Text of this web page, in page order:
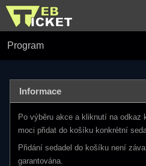
Program
Informace
Po výběru akce a kliknutí na odkaz
moci přidat do košíku konkrétní
Přidání sedadel do košíku není
garantována.